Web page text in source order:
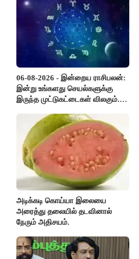
06-08-2026 - இன்றைய ராசிபலன்:
இன்று உங்களது செயல்களுக்கு
இருந்த முட்டுகட்டைகள் விலகும்.
பணவரத்து கூடும்..!
அடிக்கடி கொய்யா இலையை
அரைத்து தலையில் தடவினால்
நேரும் அதிசயம்.